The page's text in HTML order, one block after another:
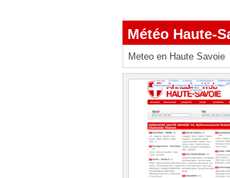
Météo Haute-
Meteo en Haute Savoie